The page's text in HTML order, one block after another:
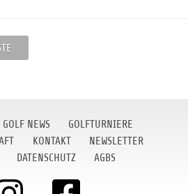
GOLF NEWS
GOLFTURNIERE
KONTAKT
NEWSLETTER
DATENSCHUTZ AGBS